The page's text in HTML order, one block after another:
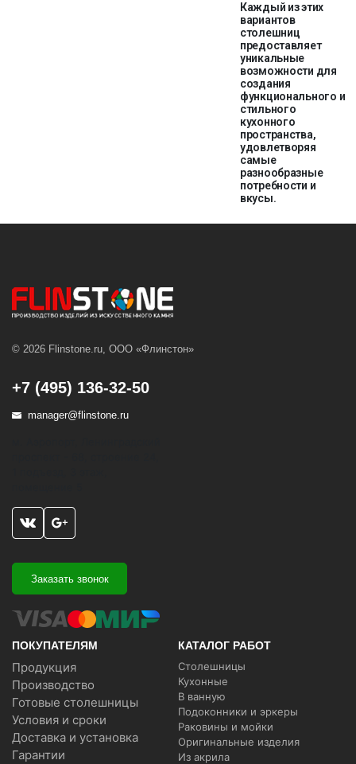
Каждый из этих
вариантов
столешниц
предоставляет
уникальные
возможности для
создания
функционального и
стильного
кухонного
пространства,
удовлетворяя
самые
разнообразные
потребности и
вкусы.
© 2026 Flinstone.ru, ООО «Флинстон»
+7 (495) 136-32-50
manager@flinstone.ru
Заказать звонок
ПОКУПАТЕЛЯМ
Продукция
Производство
Готовые столешницы
Условия и сроки
Доставка и установка
Гарантии
КАТАЛОГ РАБОТ
Столешницы
Кухонные
В ванную
Подоконники и эркеры
Раковины и мойки
Оригинальные изделия
Из акрила